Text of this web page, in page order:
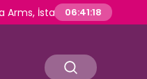
Prohunt 2026’da
06:41:19